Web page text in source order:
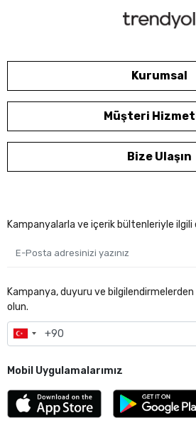
Kurumsal
Müşteri
Bize Ulaşın
Kampanyalarla ve içerik bültenleriyle
Kampanya, duyuru ve
olun.
Mobil Uygulamalarımız